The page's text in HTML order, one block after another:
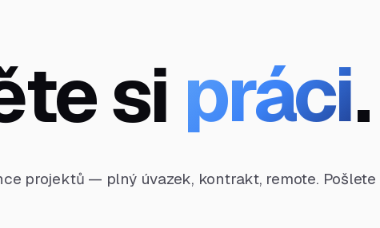
si práci.
projektů — plný úvazek, kontrakt, remote. Pošlete